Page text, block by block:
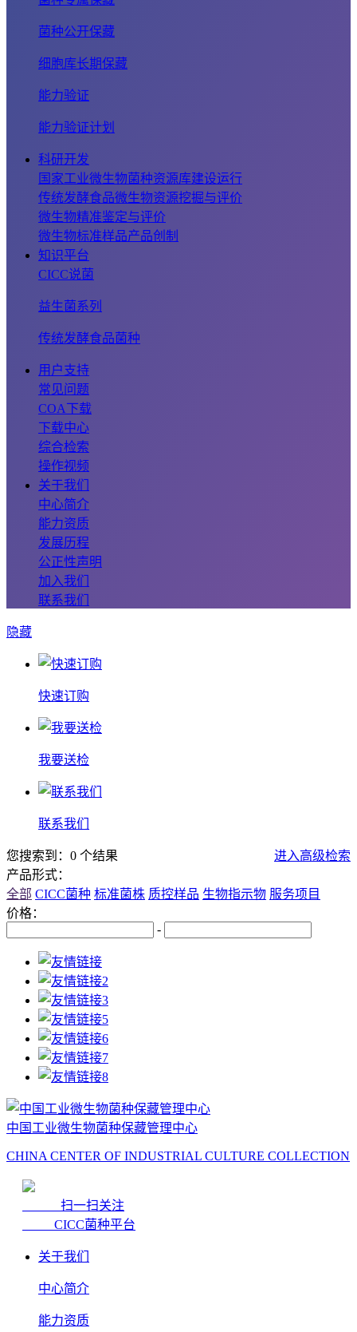
菌种公开保藏
细胞库长期保藏
能力验证
能力验证计划
科研开发
国家工业微生物菌种资源库建设运行
传统发酵食品微生物资源挖掘与评价
微生物精准鉴定与评价
微生物标准样品产品创制
知识平台
CICC说菌
益生菌系列
传统发酵食品菌种
用户支持
常见问题
COA下载
下载中心
综合检索
操作视频
关于我们
中心简介
能力资质
发展历程
公正性声明
加入我们
联系我们
隐藏
快速订购
我要送检
联系我们
您搜索到：0 个结果
进入高级检索
产品形式：
全部 CICC菌种 标准菌株 质控样品 生物指示物 服务项目
价格：
-
中国工业微生物菌种保藏管理中心
CHINA CENTER OF INDUSTRIAL CULTURE COLLECTION
扫一扫关注
CICC菌种平台
关于我们
中心简介
能力资质